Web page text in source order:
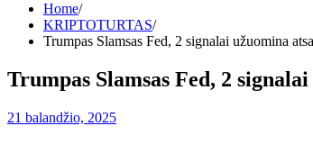
Home
KRIPTOTURTAS
Trumpas Slamsas Fed, 2 signalai užuomina
Trumpas Slamsas Fed, 2
21 balandžio, 2025